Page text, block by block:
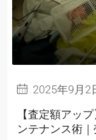
2025年9月2
【査定額アッ
ンテナンス術